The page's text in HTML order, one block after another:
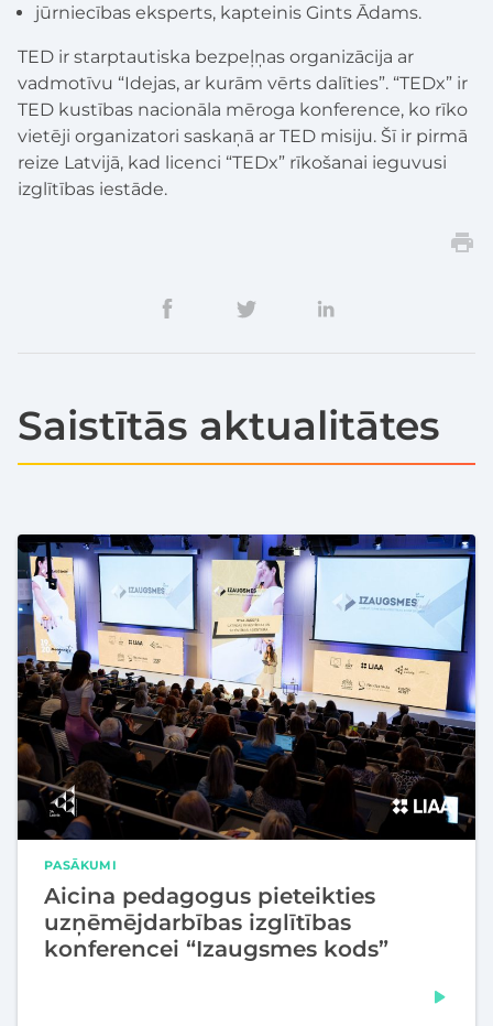
jūrniecības eksperts, kapteinis Gints Ādams.
TED ir starptautiska bezpeļņas organizācija ar
vadmotīvu “Idejas, ar kurām vērts dalīties”. “TEDx” ir
TED kustības nacionāla mēroga konference, ko rīko
vietēji organizatori saskaņā ar TED misiju. Šī ir pirmā
reize Latvijā, kad licenci “TEDx” rīkošanai ieguvusi
izglītības iestāde.
Saistītās aktualitātes
PASĀKUMI
Aicina pedagogus pieteikties
uzņēmējdarbības izglītības
konferencei “Izaugsmes kods”